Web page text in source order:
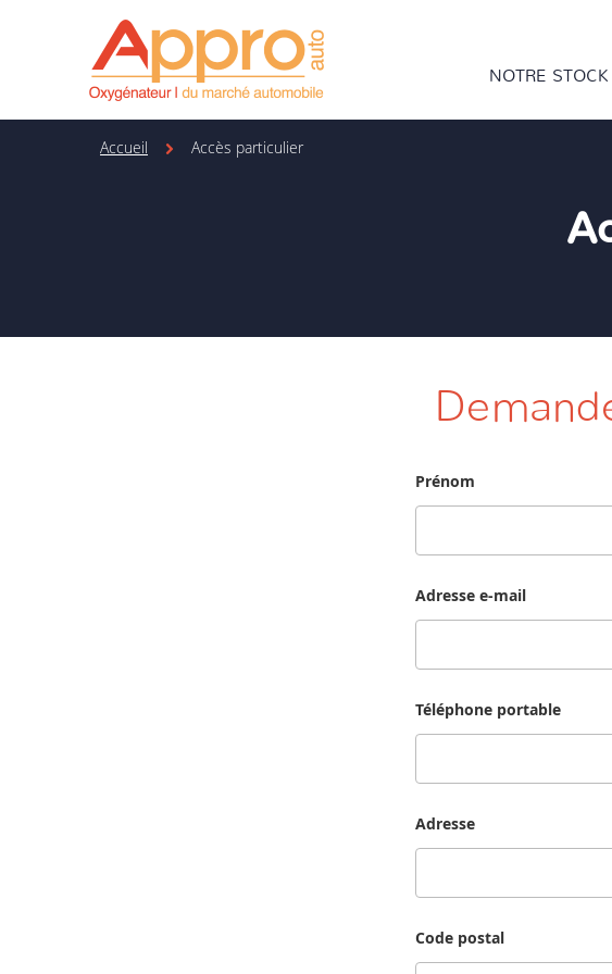
NOTRE STOCK
Accueil Accès particulier
Prénom
Adresse e-mail
Téléphone portable
Adresse
Code postal